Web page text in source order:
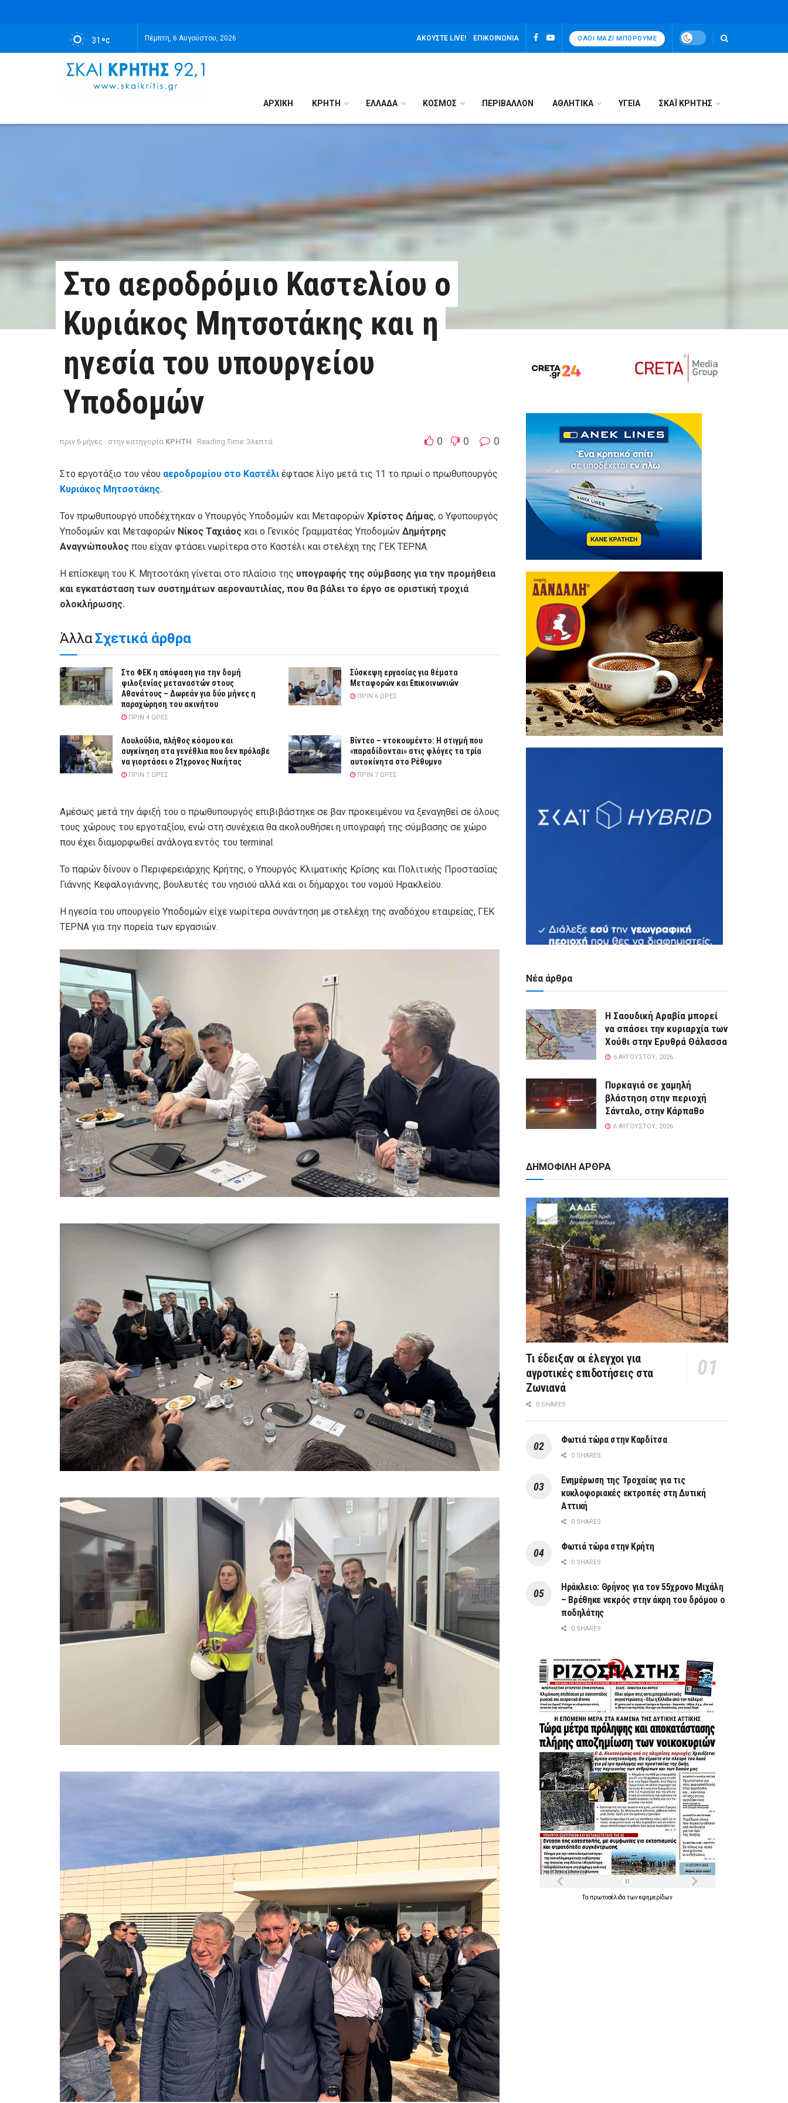
31 Πέμπτη, 6 Αυγούστου, 2026 ΑΚΟΎΣΤΕ LIVE! ΕΠΙΚΟΙΝΩΝΊΑ ΌΛΟΙ ΜΑΖΊ ΜΠΟΡΟΎΜΕ
ΑΡΧΙΚΉ ΚΡΗΤΗ ΕΛΛΑΔΑ ΚΟΣΜΟΣ ΠΕΡΙΒΑΛΛΟΝ ΑΘΛΗΤΙΚΑ ΥΓΕΙΑ ΣΚΑΪ ΚΡΗΤΗΣ
Στο αεροδρόμιο Καστελίου ο
Κυριάκος Μητσοτάκης και η
ηγεσία του υπουργείου
Υποδομών
πριν 6 μήνες στην κατηγορία ΚΡΗΤΗ Reading Time: 3λεπτά 0 0 0
Στο εργοτάξιο του νέου αεροδρομίου στο Καστέλι έφτασε λίγο μετά τις 11 το πρωί ο πρωθυπουργός
Κυριάκος Μητσοτάκης.
Τον πρωθυπουργό υποδέχτηκαν ο Υπουργός Υποδομών και Μεταφορών Χρίστος Δήμας, ο Υφυπουργός
Υποδομών και Μεταφορών Νίκος Ταχιάος και ο Γενικός Γραμματέας Υποδομών Δημήτρης
Αναγνώπουλος που είχαν φτάσει νωρίτερα στο Καστέλι και στελέχη της ΓΕΚ ΤΕΡΝΑ.
Η επίσκεψη του Κ. Μητσοτάκη γίνεται στο πλαίσιο της υπογραφής της σύμβασης για την προμήθεια
και εγκατάσταση των συστημάτων αεροναυτιλίας, που θα βάλει το έργο σε οριστική τροχιά
ολοκλήρωσης.
ΆλλαΣχετικά άρθρα
Στο ΦΕΚ η απόφαση για την δομή
φιλοξενίας μεταναστών στους
Αθανάτους – Δωρεάν για δύο μήνες η
παραχώρηση του ακινήτου
ΠΡΙΝ 4 ΏΡΕΣ
Σύσκεψη εργασίας για θέματα
Μεταφορών και Επικοινωνιών
ΠΡΙΝ 6 ΏΡΕΣ
Λουλούδια, πλήθος κόσμου και
συγκίνηση στα γενέθλια που δεν πρόλαβε
να γιορτάσει ο 21χρονος Νικήτας
ΠΡΙΝ 7 ΏΡΕΣ
Βίντεο – ντοκουμέντο: Η στιγμή που
«παραδίδονται» στις φλόγες τα τρία
αυτοκίνητα στο Ρέθυμνο
ΠΡΙΝ 7 ΏΡΕΣ
Aμέσως μετά την άφιξή του ο πρωθυπουργός επιβιβάστηκε σε βαν προκειμένου να ξεναγηθεί σε όλους
τους χώρους του εργοταξίου, ενώ στη συνέχεια θα ακολουθήσει η υπογραφή της σύμβασης σε χώρο
που έχει διαμορφωθεί ανάλογα εντός του terminal.
Το παρών δίνουν ο Περιφερειάρχης Κρήτης, ο Υπουργός Κλιματικής Κρίσης και Πολιτικής Προστασίας
Γιάννης Κεφαλογιάννης, βουλευτές του νησιού αλλά και οι δήμαρχοι του νομού Ηρακλείου.
Η ηγεσία του υπουργείο Υποδομών είχε νωρίτερα συνάντηση με στελέχη της αναδόχου εταιρείας, ΓΕΚ
ΤΕΡΝΑ για την πορεία των εργασιών.
Νέα άρθρα
Η Σαουδική Αραβία μπορεί
να σπάσει την κυριαρχία των
Χούθι στην Ερυθρά Θάλασσα
6 ΑΥΓΟΎΣΤΟΥ, 2026
Πυρκαγιά σε χαμηλή
βλάστηση στην περιοχή
Σάνταλο, στην Κάρπαθο
6 ΑΥΓΟΎΣΤΟΥ, 2026
ΔΗΜΟΦΙΛΗ ΑΡΘΡΑ
Τι έδειξαν οι έλεγχοι για
αγροτικές επιδοτήσεις στα
Ζωνιανά
0 SHARES
Φωτιά τώρα στην Καρδίτσα
0 SHARES
Ενημέρωση της Τροχαίας για τις
κυκλοφοριακές εκτροπές στη Δυτική
Αττική
0 SHARES
Φωτιά τώρα στην Κρήτη
0 SHARES
Ηράκλειο: Θρήνος για τον 55χρονο Μιχάλη
– Βρέθηκε νεκρός στην άκρη του δρόμου ο
ποδηλάτης
0 SHARES
Τα πρωτοσέλιδα τωνεφημερίδων